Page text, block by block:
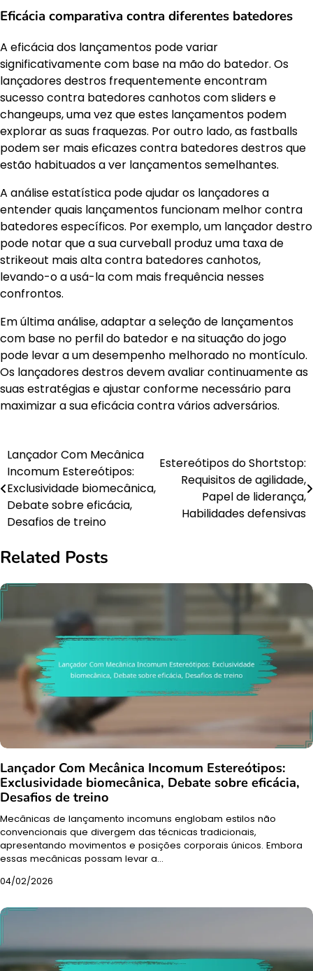
Eficácia comparativa contra diferentes batedores
A eficácia dos lançamentos pode variar
significativamente com base na mão do batedor. Os
lançadores destros frequentemente encontram
sucesso contra batedores canhotos com sliders e
changeups, uma vez que estes lançamentos podem
explorar as suas fraquezas. Por outro lado, as fastballs
podem ser mais eficazes contra batedores destros que
estão habituados a ver lançamentos semelhantes.
A análise estatística pode ajudar os lançadores a
entender quais lançamentos funcionam melhor contra
batedores específicos. Por exemplo, um lançador destro
pode notar que a sua curveball produz uma taxa de
strikeout mais alta contra batedores canhotos,
levando-o a usá-la com mais frequência nesses
confrontos.
Em última análise, adaptar a seleção de lançamentos
com base no perfil do batedor e na situação do jogo
pode levar a um desempenho melhorado no montículo.
Os lançadores destros devem avaliar continuamente as
suas estratégias e ajustar conforme necessário para
maximizar a sua eficácia contra vários adversários.
Post
navigation
Lançador Com Mecânica
Incomum Estereótipos:
Exclusividade biomecânica,
Debate sobre eficácia,
Desafios de treino
Estereótipos do Shortstop:
Requisitos de agilidade,
Papel de liderança,
Habilidades defensivas
Related Posts
Lançador Com Mecânica Incomum Estereótipos:
Exclusividade biomecânica, Debate sobre eficácia,
Desafios de treino
Mecânicas de lançamento incomuns englobam estilos não
convencionais que divergem das técnicas tradicionais,
apresentando movimentos e posições corporais únicos. Embora
essas mecânicas possam levar a…
04/02/2026